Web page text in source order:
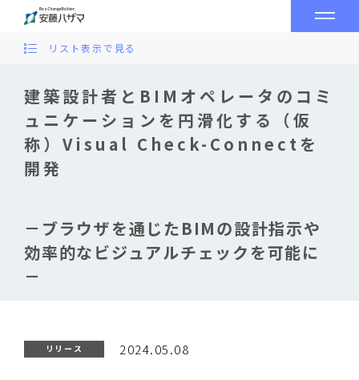
建築設計者とBIMオペレータのコミ
ュニケーションを円滑化する（仮
称）Visual Check-Connectを
開発
－ブラウザを通じたBIMの設計指示や
効率的なビジュアルチェックを可能に
－
リスト表示で見る
リリース 2024.05.08